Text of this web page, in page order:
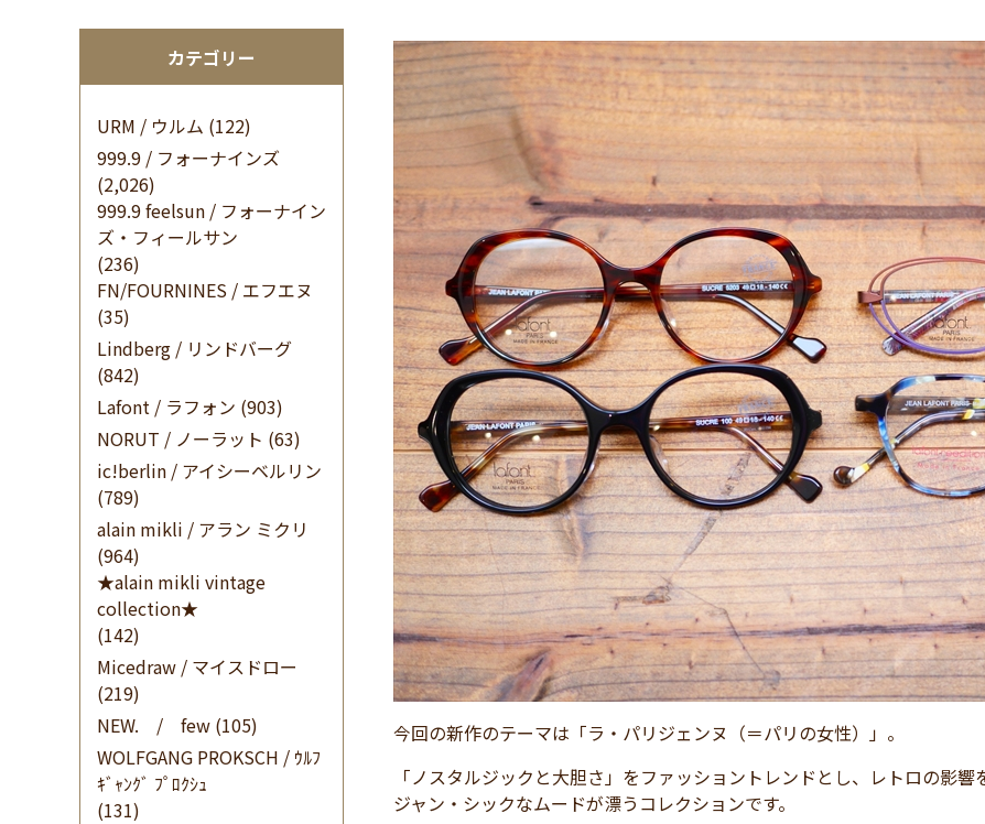
カテゴリー
URM / ウルム (122)
999.9 / フォーナインズ
(2,026)
999.9 feelsun / フォーナイン
ズ・フィールサン
(236)
FN/FOURNINES / エフエヌ
(35)
Lindberg / リンドバーグ
(842)
Lafont / ラフォン (903)
NORUT / ノーラット (63)
ic!berlin / アイシーベルリン
(789)
alain mikli / アラン ミクリ
(964)
★alain mikli vintage
collection★
(142)
Micedraw / マイスドロー
(219)
NEW. / few (105)
WOLFGANG PROKSCH / ｳﾙﾌ
ｷﾞｬﾝｸﾞ ﾌﾟﾛｸｼｭ
(131)
今回の新作のテーマは「ラ・パリジェンヌ（＝パリの女性）」。
「ノスタルジックと大胆さ」をファッショントレンドとし、レトロの影
ジャン・シックなムードが漂うコレクションです。